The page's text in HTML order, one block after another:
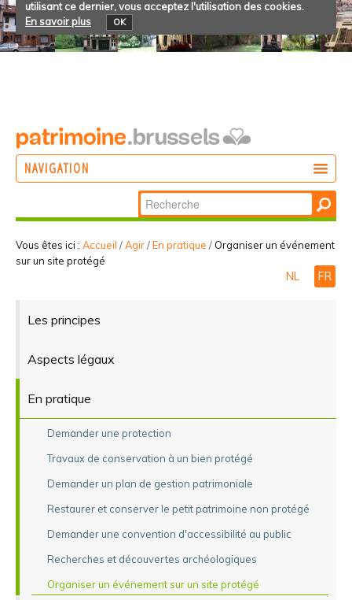
utilisant ce dernier, vous acceptez l'utilisation des cookies.
En savoir plus
OK
NAVIGATION
PARTICIPER
Chercher par
Recherche
avancée…
Vous êtes ici : Accueil /Agir/En pratique / Organiser un événement
sur un site protégé
NL FR
Les principes
Aspects légaux
En pratique
Demander une protection
Travaux de conservation à un bien protégé
Demander un plan de gestion patrimoniale
Restaurer et conserver le petit patrimoine non protégé
Demander une convention d'accessibilité au public
Recherches et découvertes archéologiques
Organiser un événement sur un site protégé